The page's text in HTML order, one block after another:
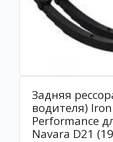
Задняя
водителя)
Performance
Navara D21